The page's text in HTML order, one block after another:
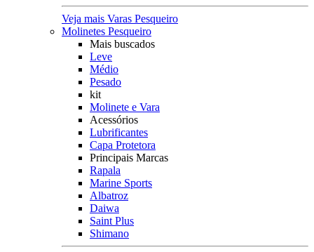
Veja mais Varas Pesqueiro
Molinetes Pesqueiro
Mais buscados
Leve
Médio
Pesado
kit
Molinete e Vara
Acessórios
Lubrificantes
Capa Protetora
Principais Marcas
Rapala
Marine Sports
Albatroz
Daiwa
Saint Plus
Shimano